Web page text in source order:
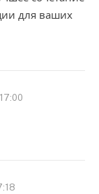
для ваших